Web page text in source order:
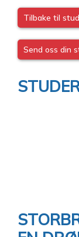
Tilbake til
Send oss din